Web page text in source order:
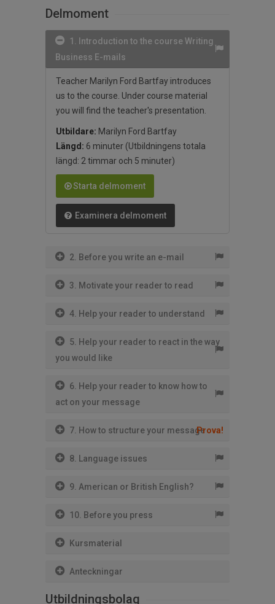
Delmoment
1. Introduction to the course Writing
Business E-mails
Teacher Marilyn Ford Bartfay introduces
us to the course. Under course material
you will find the teacher's presentation.
Utbildare: Marilyn Ford Bartfay
Längd: 6 minuter (Utbildningens totala
längd: 2 timmar och 5 minuter)
Starta delmoment
Examinera delmoment
2. Before you write an e-mail
3. Motivate your reader to read
4. Help your reader to understand
5. Help your reader to react in the way
you would like
6. Help your reader to know how to
act on your message
7. How to structure your messageProva!
8. Language issues
9. American or British English?
10. Before you press
Kursmaterial
Anteckningar
Utbildningsbolag